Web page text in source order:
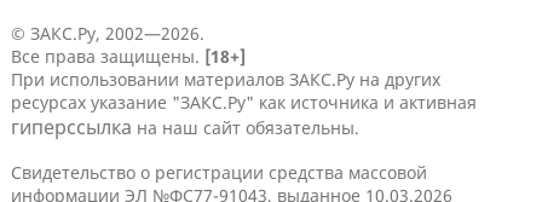
© ЗАКС.Ру, 2002—2026.
Все права защищены. [18+]
При использовании материалов ЗАКС.Ру на других
ресурсах указание "ЗАКС.Ру" как источника и активная
гиперссылка на наш сайт обязательны.
Свидетельство о регистрации средства массовой
информации ЭЛ №ФС77-91043, выданное 10.03.2026